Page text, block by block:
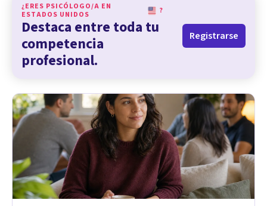
¿ERES PSICÓLOGO/A EN
ESTADOS UNIDOS
?
Destaca entre toda tu
competencia
profesional.
Registrarse